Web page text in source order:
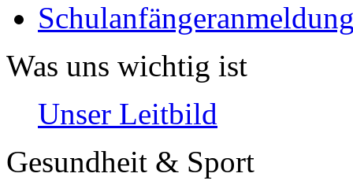
Was uns wichtig ist
Unser Leitbild
Gesundheit & Sport